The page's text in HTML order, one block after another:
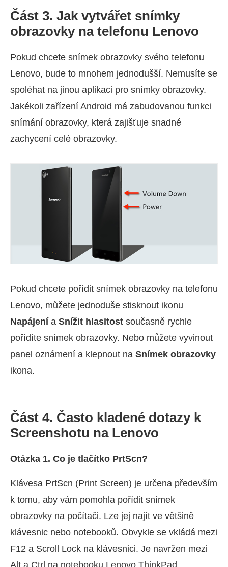
Část 3. Jak vytvářet snímky
obrazovky na telefonu Lenovo
Pokud chcete snímek obrazovky svého telefonu
Lenovo, bude to mnohem jednodušší. Nemusíte se
spoléhat na jinou aplikaci pro snímky obrazovky.
Jakékoli zařízení Android má zabudovanou funkci
snímání obrazovky, která zajišťuje snadné
zachycení celé obrazovky.
Pokud chcete pořídit snímek obrazovky na telefonu
Lenovo, můžete jednoduše stisknout ikonu
Napájenía Snížit hlasitost současně rychle
pořídíte snímek obrazovky. Nebo můžete vyvinout
panel oznámení a klepnout na Snímek obrazovky
ikona.
Část 4. Často kladené dotazy k
Screenshotu na Lenovo
Otázka 1. Co je tlačítko PrtScn?
Klávesa PrtScn (Print Screen) je určena především
k tomu, aby vám pomohla pořídit snímek
obrazovky na počítači. Lze jej najít ve většině
klávesnic nebo notebooků. Obvykle se vkládá mezi
F12 a Scroll Lock na klávesnici. Je navržen mezi
Alt a Ctrl na notebooku Lenovo ThinkPad.